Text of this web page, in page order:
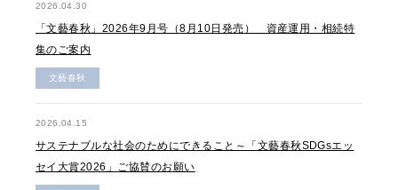
2026.04.30
「文藝春秋」2026年9月号（8月10日発売） 資産運用・相続特
集のご案内
文藝春秋
2026.04.15
サステナブルな社会のためにできること～「文藝春秋SDGsエッ
セイ大賞2026」ご協賛のお願い